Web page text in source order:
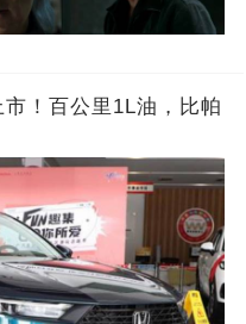
！百公里1L油，比帕